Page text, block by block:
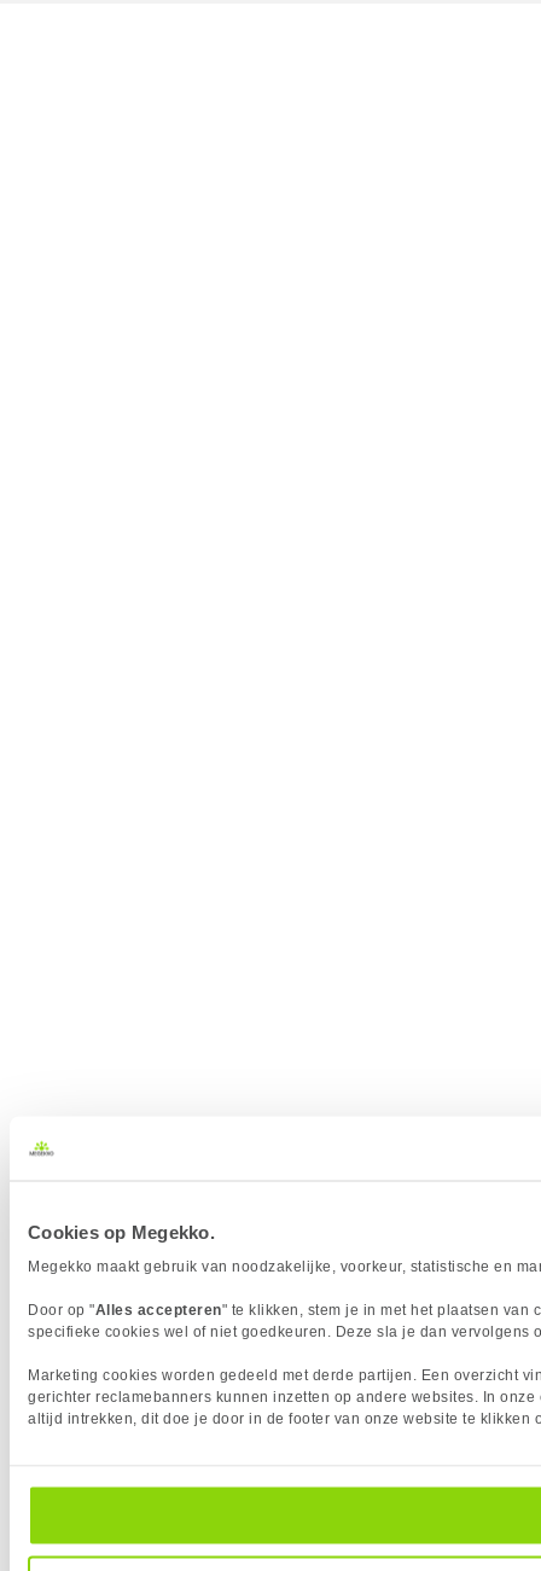
Cookies op Megekko.
Megekko maakt gebruik van noodzakelijke, voorkeur, statistische en
Door op "Alles accepteren" te klikken, stem je in met het plaatsen van
specifieke cookies wel of niet goedkeuren. Deze sla je dan vervolgens
Marketing cookies worden gedeeld met derde partijen. Een overzicht
gerichter reclamebanners kunnen inzetten op andere websites. In
altijd intrekken, dit doe je door in de footer van onze website te klikken